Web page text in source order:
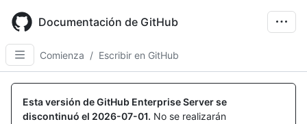
main
content
Documentación de GitHub
Comienza / Escribir en GitHub
Esta versión de GitHub Enterprise Server se
discontinuó el 2026-07-01. No se realizarán